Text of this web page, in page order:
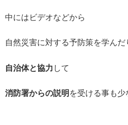
中にはビデオなどから
自然災害に対する予防策を学んだ
自治体と協力 して
消防署からの説明 を受ける事も少